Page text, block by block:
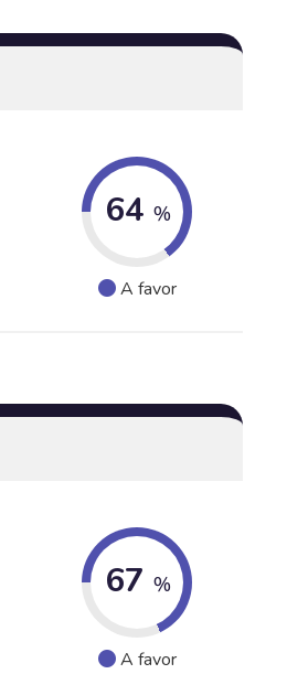
64 %
A favor
67 %
A favor